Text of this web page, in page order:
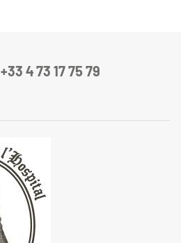
+33 4 73 17 75 79